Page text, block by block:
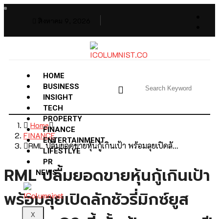
HOME
BUSINESS
INSIGHT
TECH
PROPERTY
FINANCE
ENTERTAINMENT
LIFESTLYE
PR
NEWS
X
Home
FINANCE
RML ปลื้มยอดขายหุ้นกู้เกินเป้า พร้อมลุยเปิดลั…
RML ปลื้มยอดขายหุ้นกู้เกินเป้า
พร้อมลุยเปิดลักชัวรี่มิกซ์ยูส